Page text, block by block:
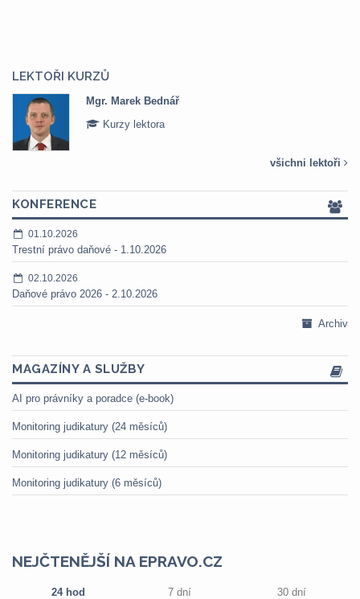
LEKTOŘI KURZŮ
Mgr. Marek Bednář
Kurzy lektora
všichni lektoři
KONFERENCE
01.10.2026
Trestní právo daňové - 1.10.2026
02.10.2026
Daňové právo 2026 - 2.10.2026
Archiv
MAGAZÍNY A SLUŽBY
AI pro právníky a poradce (e-book)
Monitoring judikatury (24 měsíců)
Monitoring judikatury (12 měsíců)
Monitoring judikatury (6 měsíců)
NEJČTENĚJŠÍ NA EPRAVO.CZ
24 hod 7 dní 30 dní